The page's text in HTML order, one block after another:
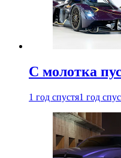
С молотка
1 год спустя1 год